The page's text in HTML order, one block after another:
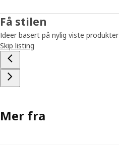
Få stilen
Ideer basert på nylig viste produkter
Skip listing
Mer fra